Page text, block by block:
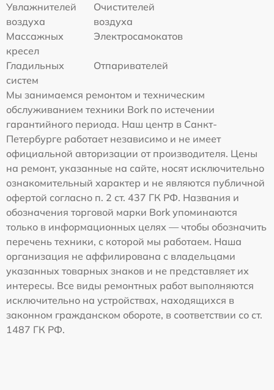
Увлажнителей
воздуха
Очистителей
воздуха
Массажных
кресел
Электросамокатов
Гладильных
систем
Отпаривателей
Мы занимаемся ремонтом и техническим
обслуживанием техники Bork по истечении
гарантийного периода. Наш центр в Санкт-
Петербурге работает независимо и не имеет
официальной авторизации от производителя. Цены
на ремонт, указанные на сайте, носят исключительно
ознакомительный характер и не являются публичной
офертой согласно п. 2 ст. 437 ГК РФ. Названия и
обозначения торговой марки Bork упоминаются
только в информационных целях — чтобы обозначить
перечень техники, с которой мы работаем. Наша
организация не аффилирована с владельцами
указанных товарных знаков и не представляет их
интересы. Все виды ремонтных работ выполняются
исключительно на устройствах, находящихся в
законном гражданском обороте, в соответствии со ст.
1487 ГК РФ.